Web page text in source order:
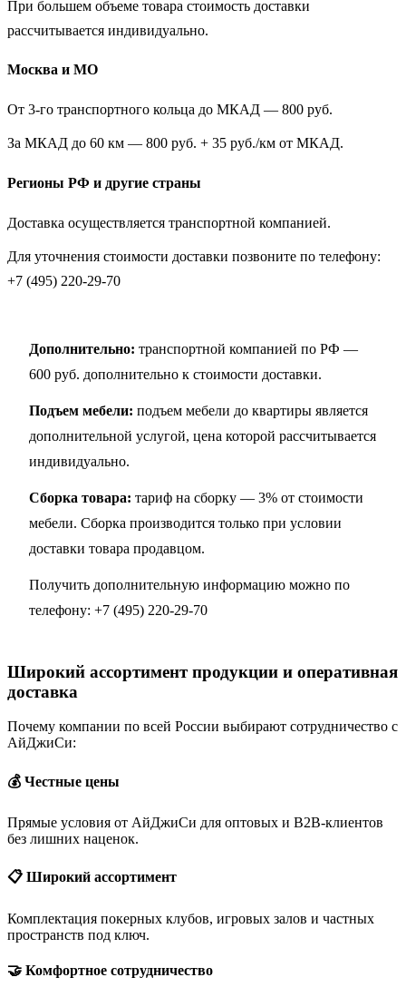
При большем объеме товара стоимость доставки
рассчитывается индивидуально.
Москва и МО
От 3-го транспортного кольца до МКАД — 800 руб.
За МКАД до 60 км — 800 руб. + 35 руб./км от МКАД.
Регионы РФ и другие страны
Доставка осуществляется транспортной компанией.
Для уточнения стоимости доставки позвоните по телефону:
+7 (495) 220-29-70
Дополнительно: транспортной компанией по РФ —
600 руб. дополнительно к стоимости доставки.
Подъем мебели: подъем мебели до квартиры является
дополнительной услугой, цена которой рассчитывается
индивидуально.
Сборка товара: тариф на сборку — 3% от стоимости
мебели. Сборка производится только при условии
доставки товара продавцом.
Получить дополнительную информацию можно по
телефону: +7 (495) 220-29-70
Широкий ассортимент продукции и оперативная
доставка
Почему компании по всей России выбирают сотрудничество с
АйДжиСи:
💰 Честные цены
Прямые условия от АйДжиСи для оптовых и B2B-клиентов
без лишних наценок.
📋 Широкий ассортимент
Комплектация покерных клубов, игровых залов и частных
пространств под ключ.
🤝 Комфортное сотрудничество